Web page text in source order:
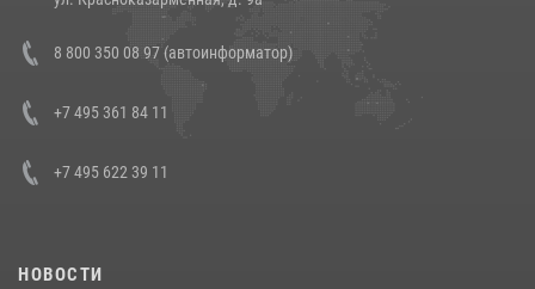
В Росгвардии прошла военно-научная конференция по обобщению
боевого опыта
8 800 350 08 97 (автоинформатор)
+7 495 361 84 11
+7 495 622 39 11
НОВОСТИ